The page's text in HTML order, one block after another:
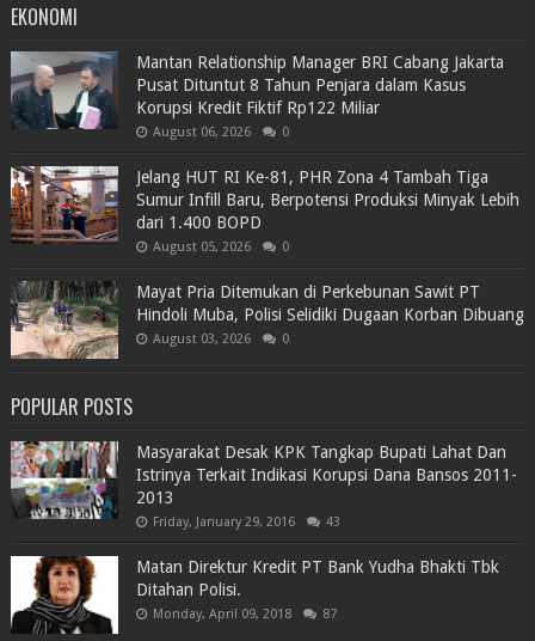
EKONOMI
Mantan Relationship Manager BRI Cabang Jakarta
Pusat Dituntut 8 Tahun Penjara dalam Kasus
Korupsi Kredit Fiktif Rp122 Miliar
August 06, 2026 0
Jelang HUT RI Ke-81, PHR Zona 4 Tambah Tiga
Sumur Infill Baru, Berpotensi Produksi Minyak Lebih
dari 1.400 BOPD
August 05, 2026 0
Mayat Pria Ditemukan di Perkebunan Sawit PT
Hindoli Muba, Polisi Selidiki Dugaan Korban Dibuang
August 03, 2026 0
POPULAR POSTS
Masyarakat Desak KPK Tangkap Bupati Lahat Dan
Istrinya Terkait Indikasi Korupsi Dana Bansos 2011-
2013
Friday, January 29, 2016 43
Matan Direktur Kredit PT Bank Yudha Bhakti Tbk
Ditahan Polisi.
Monday, April 09, 2018 87